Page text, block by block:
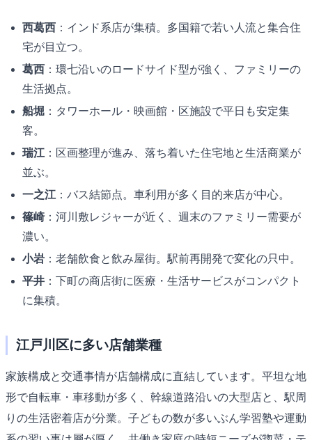
西葛西 ：インド系店が集積。多国籍で若い人流と集合住
宅が目立つ。
葛西 ：環七沿いのロードサイド型が強く、ファミリーの
生活拠点。
船堀 ：タワーホール・映画館・区施設で平日も安定集
客。
瑞江 ：区画整理が進み、落ち着いた住宅地と生活商業が
並ぶ。
一之江 ：バス結節点。車利用が多く目的来店が中心。
篠崎：河川敷レジャーが近く、週末のファミリー需要が
濃い。
小岩 ：老舗飲食と飲み屋街。駅前再開発で変化の只中。
平井 ：下町の商店街に医療・生活サービスがコンパクト
に集積。
江戸川区に多い店舗業種
家族構成と交通事情が店舗構成に直結しています。平坦な地
形で自転車・車移動が多く、幹線道路沿いの大型店と、駅周
りの生活密着店が分業。子どもの数が多いぶん学習塾や運動